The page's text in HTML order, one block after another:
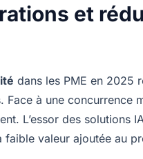
et
dans les PME en 2025
Face à une concurrence
L’essor des solutions
faible valeur ajoutée au